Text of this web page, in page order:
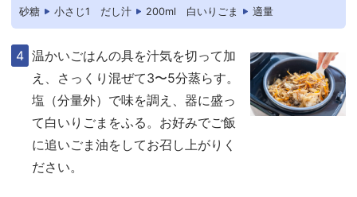
砂糖
小さじ1 だし汁 200ml 白いりごま 適量
温かいごはんの具を汁気を切って加
え、さっくり混ぜて3〜5分蒸らす。
塩（分量外）で味を調え、器に盛っ
て白いりごまをふる。お好みでご飯
に追いごま油をしてお召し上がりく
ださい。